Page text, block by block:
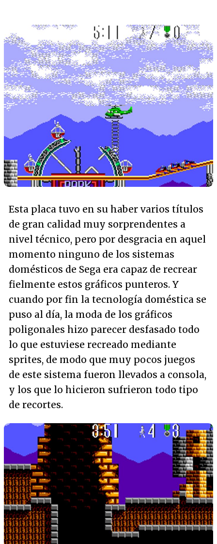
Esta placa tuvo en su haber varios títulos
de gran calidad muy sorprendentes a
nivel técnico, pero por desgracia en aquel
momento ninguno de los sistemas
domésticos de Sega era capaz de recrear
fielmente estos gráficos punteros. Y
cuando por fin la tecnología doméstica se
puso al día, la moda de los gráficos
poligonales hizo parecer desfasado todo
lo que estuviese recreado mediante
sprites, de modo que muy pocos juegos
de este sistema fueron llevados a consola,
y los que lo hicieron sufrieron todo tipo
de recortes.